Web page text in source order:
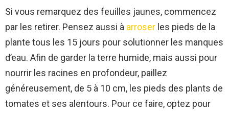
Si vous remarquez des feuilles jaunes, commencez
par les retirer. Pensez aussi à arroser les pieds de la
plante tous les 15 jours pour solutionner les manques
d’eau. Afin de garder la terre humide, mais aussi pour
nourrir les racines en profondeur, paillez
généreusement, de 5 à 10 cm, les pieds des plants de
tomates et ses alentours. Pour ce faire, optez pour